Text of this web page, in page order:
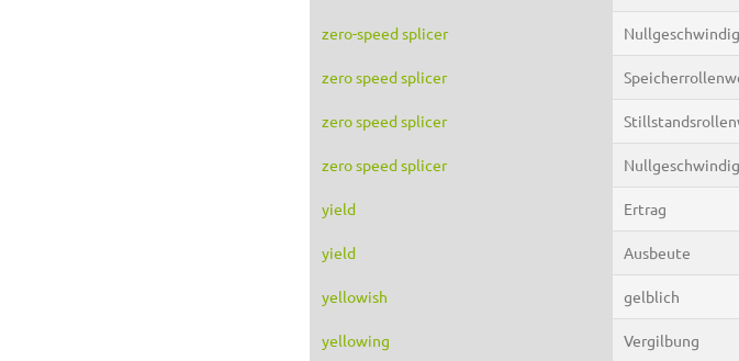
zero-speed splicer
zero speed splicer
zero speed splicer
zero speed splicer
yield Ertrag
yield Ausbeute
yellowish gelblich
yellowing Vergilbung